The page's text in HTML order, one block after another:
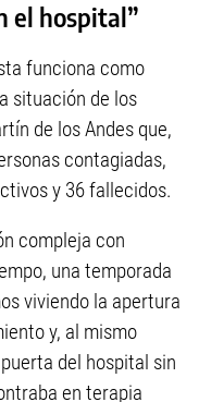
el hospital”
funciona como
situación de los
de los Andes que,
contagiadas,
y 36 fallecidos.
compleja con
una temporada
viviendo la apertura
y, al mismo
del hospital sin
en terapia